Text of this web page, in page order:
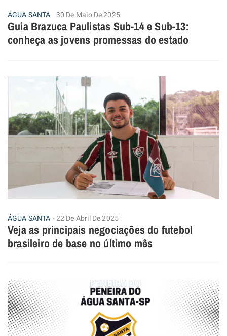
ÁGUA SANTA 30 De Maio De 2025
Guia Brazuca Paulistas Sub-14 e Sub-13:
conheça as jovens promessas do estado
ÁGUA SANTA 22 De Abril De 2025
Veja as principais negociações do futebol
brasileiro de base no último mês